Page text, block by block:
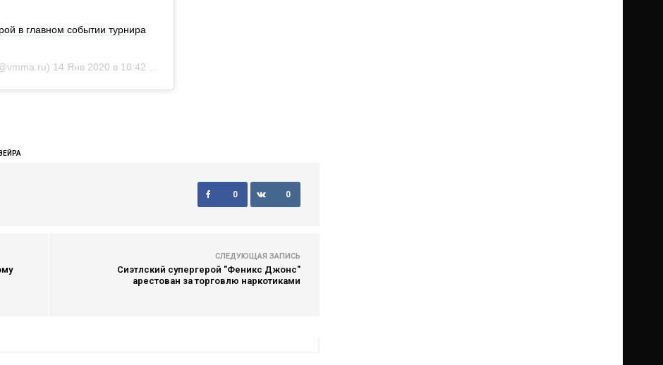
в главном событии турнира
14 Янв 2020 в 10:42 PST
0 0
СЛЕДУЮЩАЯ ЗАПИСЬ
Cиэтлский супергерой "Феникс Джонс"
арестован за торговлю наркотиками